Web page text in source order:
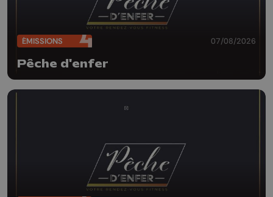
ÉMISSIONS 07/08/2026
Pêche d'enfer